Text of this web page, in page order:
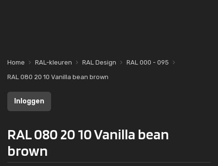
Home RAL-kleuren RAL Design
RAL 000 - 095
RAL 080 20 10 Vanilla bean brown
Inloggen
RAL 080 20 10 Vanilla bean
brown